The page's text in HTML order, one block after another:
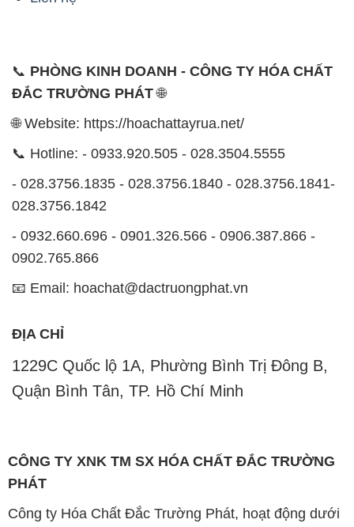
📞 PHÒNG KINH DOANH - CÔNG TY HÓA CHẤT
ĐẮC TRƯỜNG PHÁT🌐
🌐 Website: https://hoachattayrua.net/
📞 Hotline: - 0933.920.505 - 028.3504.5555
- 028.3756.1835 - 028.3756.1840 - 028.3756.1841-
028.3756.1842
- 0932.660.696 - 0901.326.566 - 0906.387.866 -
0902.765.866
📧 Email: hoachat@dactruongphat.vn
ĐỊA CHỈ
1229C Quốc lộ 1A, Phường Bình Trị Đông B,
Quận Bình Tân, TP. Hồ Chí Minh
CÔNG TY XNK TM SX HÓA CHẤT ĐẮC TRƯỜNG
PHÁT
Công ty Hóa Chất Đắc Trường Phát, hoạt động dưới